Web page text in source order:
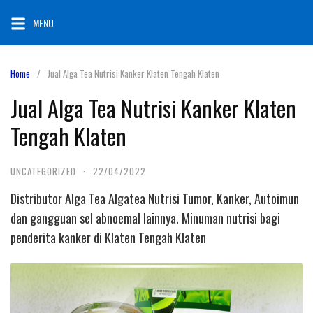
content
MENU
Home Jual Alga Tea Nutrisi Kanker Klaten Tengah Klaten
Jual Alga Tea Nutrisi Kanker Klaten
Tengah Klaten
UNCATEGORIZED · 22/04/2022
Distributor Alga Tea Algatea Nutrisi Tumor, Kanker, Autoimun
dan gangguan sel abnoemal lainnya. Minuman nutrisi bagi
penderita kanker di Klaten Tengah Klaten